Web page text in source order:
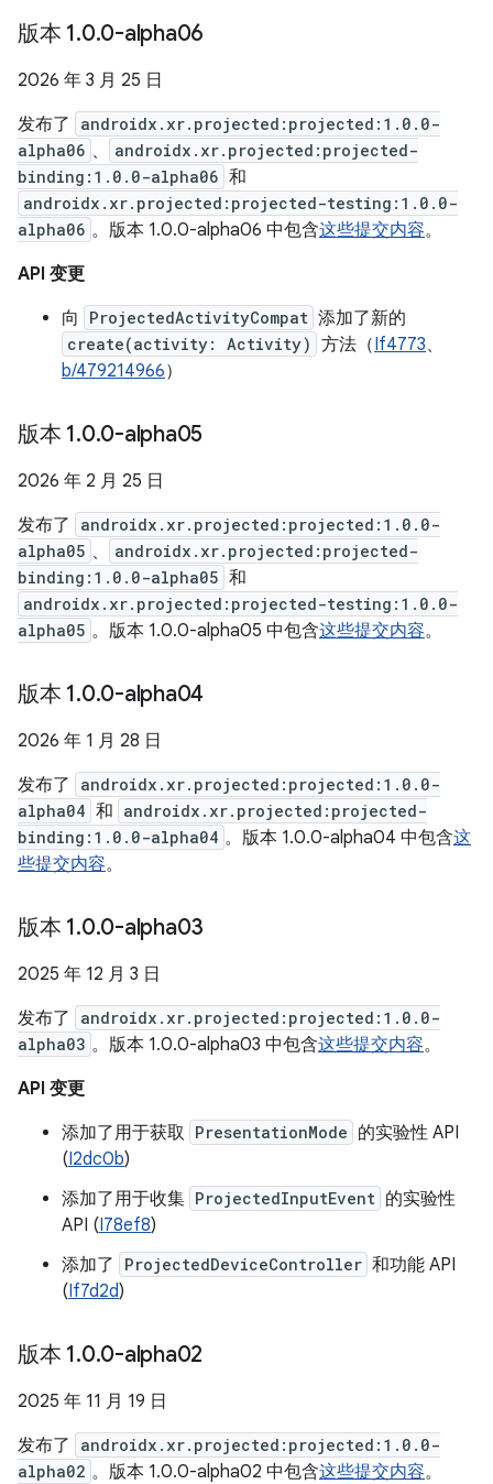
版本 1.0.0-alpha06
2026 年 3 月 25 日
发布了
androidx.xr.projected:projected:1.0.0-
alpha06 、
androidx.xr.projected:projected-
binding:1.0.0-alpha06 和
androidx.xr.projected:projected-testing:1.0.0-
alpha06 。版本 1.0.0-alpha06 中包含这些提交内容。
API 变更
向
ProjectedActivityCompat 添加了新的
create(activity: Activity) 方法（If4773、
b/479214966）
版本 1.0.0-alpha05
2026 年 2 月 25 日
发布了
androidx.xr.projected:projected:1.0.0-
alpha05 、
androidx.xr.projected:projected-
binding:1.0.0-alpha05 和
androidx.xr.projected:projected-testing:1.0.0-
alpha05 。版本 1.0.0-alpha05 中包含这些提交内容。
版本 1.0.0-alpha04
2026 年 1 月 28 日
发布了
androidx.xr.projected:projected:1.0.0-
alpha04 和 androidx.xr.projected:projected-
binding:1.0.0-alpha04 。版本 1.0.0-alpha04 中包含这
些提交内容。
版本 1.0.0-alpha03
2025 年 12 月 3 日
发布了
androidx.xr.projected:projected:1.0.0-
alpha03 。版本 1.0.0-alpha03 中包含这些提交内容。
API 变更
添加了用于获取 PresentationMode 的实验性 API
(I2dc0b)
添加了用于收集 ProjectedInputEvent 的实验性
API (I78ef8)
添加了
ProjectedDeviceController 和功能 API
(If7d2d)
版本 1.0.0-alpha02
2025 年 11 月 19 日
发布了
androidx.xr.projected:projected:1.0.0-
alpha02 。版本 1.0.0-alpha02 中包含这些提交内容。